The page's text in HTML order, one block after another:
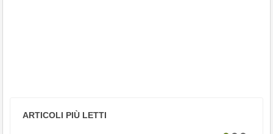
ARTICOLI PIÙ LETTI